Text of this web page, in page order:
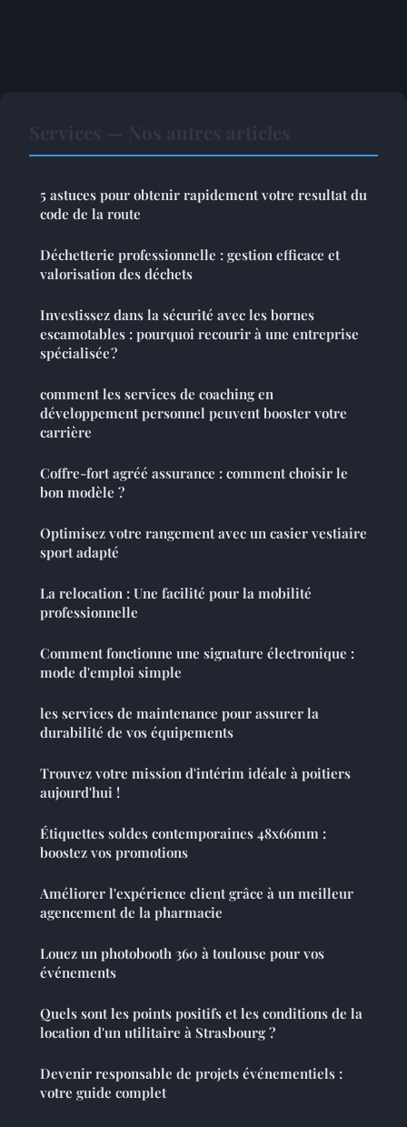
5 astuces pour obtenir rapidement votre resultat du
code de la route
Déchetterie professionnelle : gestion efficace et
valorisation des déchets
Investissez dans la sécurité avec les bornes
escamotables : pourquoi recourir à une entreprise
spécialisée ?
comment les services de coaching en
développement personnel peuvent booster votre
carrière
Coffre-fort agréé assurance : comment choisir le
bon modèle ?
Optimisez votre rangement avec un casier vestiaire
sport adapté
La relocation : Une facilité pour la mobilité
professionnelle
Comment fonctionne une signature électronique :
mode d'emploi simple
les services de maintenance pour assurer la
durabilité de vos équipements
Trouvez votre mission d'intérim idéale à poitiers
aujourd'hui !
Étiquettes soldes contemporaines 48x66mm :
boostez vos promotions
Améliorer l'expérience client grâce à un meilleur
agencement de la pharmacie
Louez un photobooth 360 à toulouse pour vos
événements
Quels sont les points positifs et les conditions de la
location d'un utilitaire à Strasbourg ?
Devenir responsable de projets événementiels :
votre guide complet